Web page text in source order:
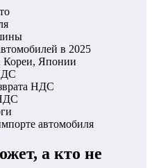
в 2025
Кореи, Японии
НДС
автомобиля
а кто не